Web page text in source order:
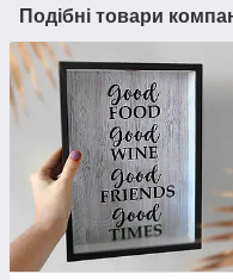
Подібні товари